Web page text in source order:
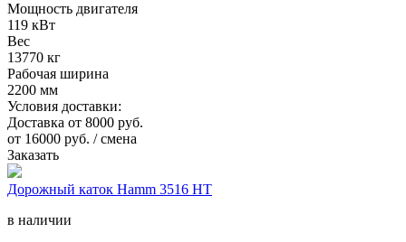
Мощность двигателя
119 кВт
Вес
13770 кг
Рабочая ширина
2200 мм
Условия доставки:
Доставка от 8000 руб.
от 16000 руб. / смена
Заказать
Дорожный каток Hamm 3516 HT
в наличии